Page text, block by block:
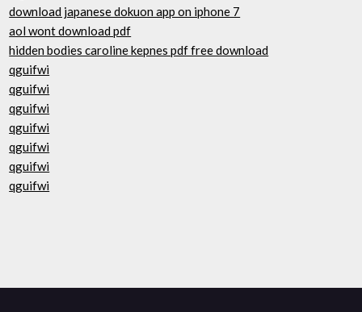
download japanese dokuon app on iphone 7
aol wont download pdf
hidden bodies caroline kepnes pdf free download
qguifwi
qguifwi
qguifwi
qguifwi
qguifwi
qguifwi
qguifwi